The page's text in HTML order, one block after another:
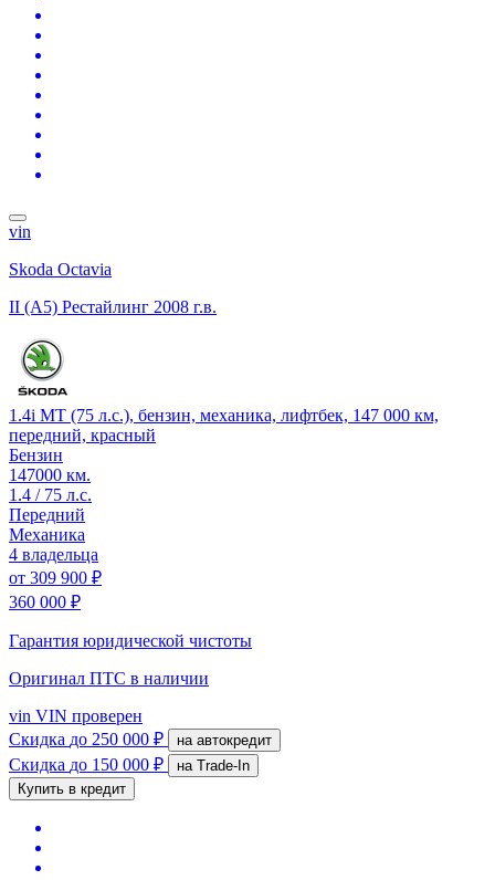
vin
Skoda Octavia
II (A5) Рестайлинг 2008 г.в.
1.4i MT (75 л.с.), бензин, механика, лифтбек, 147 000 км,
передний, красный
Бензин
147000 км.
1.4 / 75 л.с.
Передний
Механика
4 владельца
от 309 900 ₽
360 000 ₽
Гарантия юридической чистоты
Оригинал ПТС в наличии
vin VIN проверен
Скидка до 250 000 ₽ на автокредит
Скидка до 150 000 ₽
на Trade-In
Купить в кредит